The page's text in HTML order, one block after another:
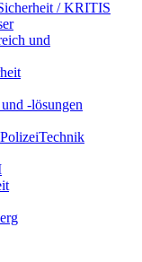
/ KRITIS
und
-lösungen